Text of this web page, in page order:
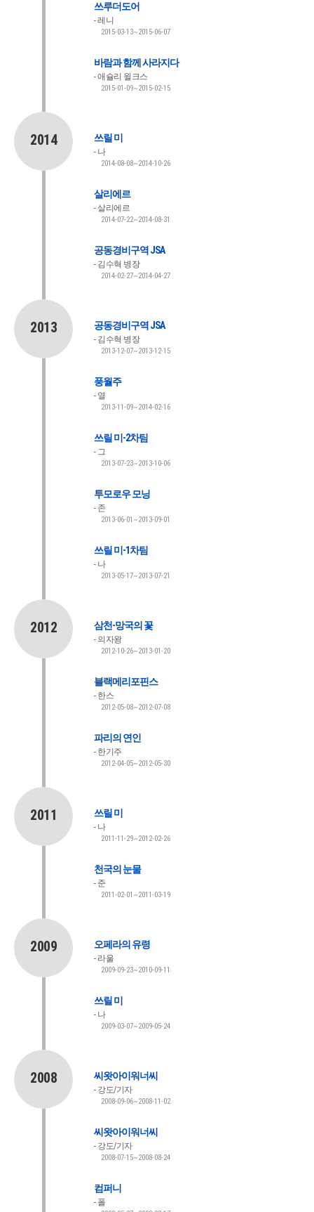
쓰루더도어
레니
2015-03-13~2015-06-07
바람과 함께 사라지다
애슐리 윌크스
2015-01-09~2015-02-15
2014 쓰릴 미
나
2014-08-08~2014-10-26
살리에르
살리에르
2014-07-22~2014-08-31
공동경비구역 JSA
김수혁 병장
2014-02-27~2014-04-27
2013 공동경비구역 JSA
김수혁 병장
2013-12-07~2013-12-15
풍월주
열
2013-11-09~2014-02-16
쓰릴 미-2차팀
그
2013-07-23~2013-10-06
투모로우 모닝
존
2013-06-01~2013-09-01
쓰릴 미-1차팀
나
2013-05-17~2013-07-21
2012 삼천-망국의 꽃
의자왕
2012-10-26~2013-01-20
블랙메리포핀스
한스
2012-05-08~2012-07-08
파리의 연인
한기주
2012-04-05~2012-05-30
2011 쓰릴 미
나
2011-11-29~2012-02-26
천국의 눈물
준
2011-02-01~2011-03-19
2009 오페라의 유령
라울
2009-09-23~2010-09-11
쓰릴 미
나
2009-03-07~2009-05-24
2008 씨왓아이워너씨
강도/기자
2008-09-06~2008-11-02
씨왓아이워너씨
강도/기자
2008-07-15~2008-08-24
컴퍼니
폴